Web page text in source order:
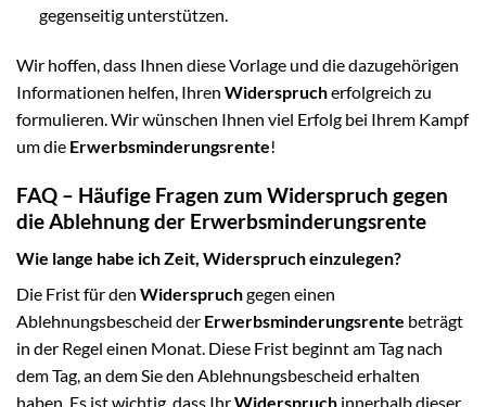
gegenseitig unterstützen.
Wir hoffen, dass Ihnen diese Vorlage und die dazugehörigen
Informationen helfen, Ihren Widersprucherfolgreich zu
formulieren. Wir wünschen Ihnen viel Erfolg bei Ihrem Kampf
um die Erwerbsminderungsrente!
FAQ – Häufige Fragen zum Widerspruch gegen
die Ablehnung der Erwerbsminderungsrente
Wie lange habe ich Zeit, Widerspruch einzulegen?
Die Frist für den Widerspruchgegen einen
Ablehnungsbescheid der Erwerbsminderungsrente beträgt
in der Regel einen Monat. Diese Frist beginnt am Tag nach
dem Tag, an dem Sie den Ablehnungsbescheid erhalten
haben. Es ist wichtig, dass IhrWiderspruch innerhalb dieser